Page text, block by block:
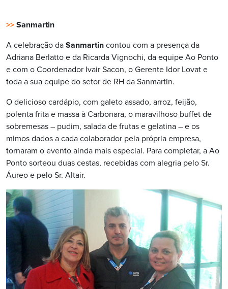
>> Sanmartin
A celebração da Sanmartin contou com a presença da
Adriana Berlatto e da Ricarda Vignochi, da equipe Ao Ponto
e com o Coordenador Ivair Sacon, o Gerente Idor Lovat e
toda a sua equipe do setor de RH da Sanmartin.
O delicioso cardápio, com galeto assado, arroz, feijão,
polenta frita e massa à Carbonara, o maravilhoso buffet de
sobremesas – pudim, salada de frutas e gelatina – e os
mimos dados a cada colaborador pela própria empresa,
tornaram o evento ainda mais especial. Para completar, a Ao
Ponto sorteou duas cestas, recebidas com alegria pelo Sr.
Áureo e pelo Sr. Altair.